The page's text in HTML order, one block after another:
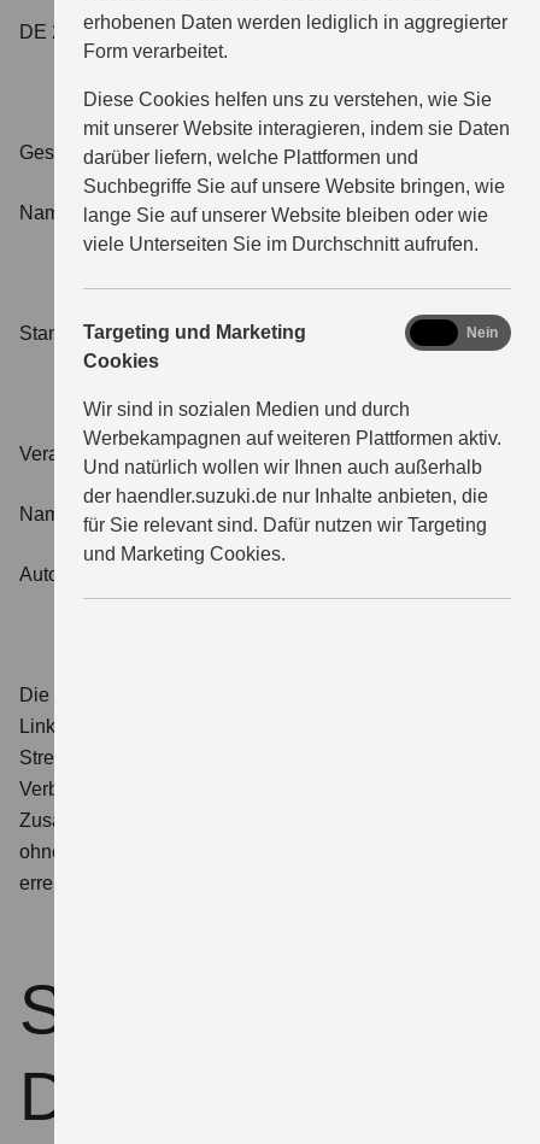
erhobenen Daten werden lediglich in aggregierter
Form verarbeitet.
Diese Cookies helfen uns zu verstehen, wie Sie
mit unserer Website interagieren, indem sie Daten
darüber liefern, welche Plattformen und
Suchbegriffe Sie auf unsere Website bringen, wie
lange Sie auf unserer Website bleiben oder wie
viele Unterseiten Sie im Durchschnitt aufrufen.
Targeting und Marketing
Cookies
Wir sind in sozialen Medien und durch
Werbekampagnen auf weiteren Plattformen aktiv.
Und natürlich wollen wir Ihnen auch außerhalb
der haendler.suzuki.de nur Inhalte anbieten, die
für Sie relevant sind. Dafür nutzen wir Targeting
und Marketing Cookies.
marketing
Nein
DE 257742901
Geschäftsführer:
Name Geschäftsführer: Jürgen Leistner
Stand: Juli 2023
Verantwortliche für redaktionelle Beiträge:
Name Verantwortliche:r
Autohaus Leistner e.K.
Die EU Kommission stellt unter dem
Link
Streitbeilegungsplattform („OS-Plattform“) bereit. Diese gibt
Verbrauchern die Möglichkeit, Streitigkeiten im
Zusammenhang mit ihrer Online-Bestellung zunächst
ohne Einschaltung eines Gerichts zu klären. Per E-Mail
erreichen Sie uns unter info@autohaus-leistner.de.
Suzuki
Deutschland